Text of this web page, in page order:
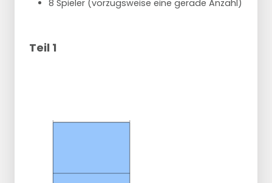
8 Spieler (vorzugsweise eine gerade Anzahl)
Teil 1